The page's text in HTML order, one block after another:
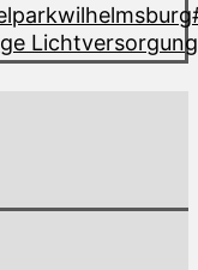
Lichtversorgung